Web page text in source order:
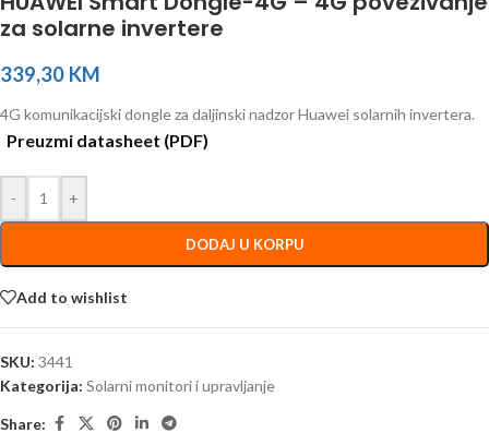
za solarne invertere
339,30 KM
4G komunikacijski dongle za daljinski nadzor Huawei solarnih invertera.
Preuzmi datasheet (PDF)
- +
DODAJ U KORPU
Add to wishlist
SKU: 3441
Kategorija: Solarni monitori i upravljanje
Share: